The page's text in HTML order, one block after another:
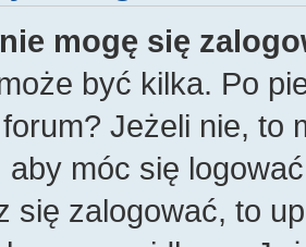
mogę się
być kilka. Po
Jeżeli nie, to
móc się
się zalogować, to